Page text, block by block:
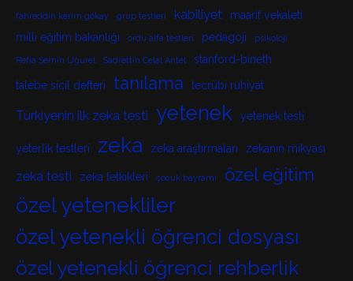
fahreddin kerim gökay grup testleri kabiliyet
maarif vekaleti
milli eğitim bakanlığı
ordu alfa testleri pedagoji psikoloji
Refia Şemin Uğurel Sadrettin Celal Antel stanford-bineth
talebe sicil defteri tanılama tecrübi ruhiyat
Türkiyenin ilk zeka testi yetenek yetenek testi
yeterlik testleri zeka zeka araştırmaları zekanın mikyası
zeka testi zeka tetkikleri çocuk bayramı özel eğitim
özel yetenekliler
özel yetenekli öğrenci dosyası
özel yetenekli öğrenci rehberlik